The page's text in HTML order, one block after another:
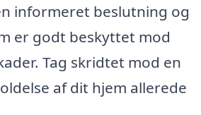
informeret beslutning og
er godt beskyttet mod
Tag skridtet mod en
af dit hjem allerede